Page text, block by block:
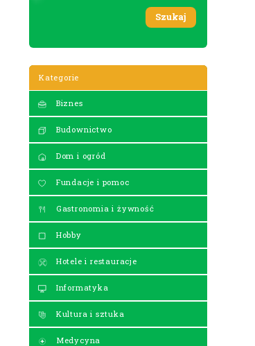
Kategorie
Biznes
Budownictwo
Dom i ogród
Fundacje i pomoc
Gastronomia i żywność
Hobby
Hotele i restauracje
Informatyka
Kultura i sztuka
Medycyna